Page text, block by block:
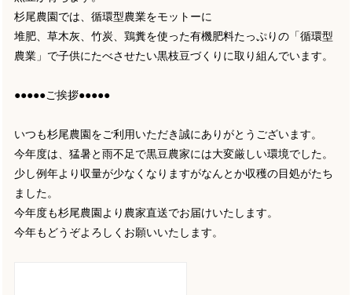
杉尾農園では、循環型農業をモットーに
堆肥、草木灰、竹炭、鶏糞を使った有機肥料たっぷりの「循環型
農業」で子供にたべさせたい黒枝豆づくりに取り組んでいます。
●●●●●ご挨拶●●●●●
いつも杉尾農園をご利用いただき誠にありがとうございます。
今年度は、猛暑と雨不足で黒豆農家には大変厳しい環境でした。
少し例年より収量が少なくなりますがなんとか収穫の目処がたち
ました。
今年度も杉尾農園より農家直送でお届けいたします。
今年もどうぞよろしくお願いいたします。